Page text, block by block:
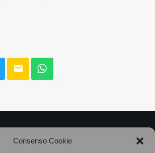
Consenso Cookie
email
Bandito • CF 97882400019 •